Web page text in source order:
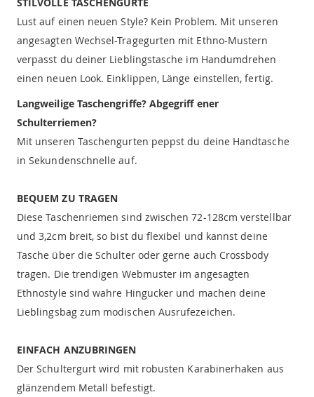
Lust auf einen neuen Style? Kein Problem. Mit unseren
angesagten Wechsel-Tragegurten mit Ethno-Mustern
verpasst du deiner Lieblingstasche im Handumdrehen
einen neuen Look. Einklippen, Länge einstellen, fertig.
Langweilige Taschengriffe? Abgegriff ener
Schulterriemen?
Mit unseren Taschengurten peppst du deine Handtasche
in Sekundenschnelle auf.
BEQUEM ZU TRAGEN
Diese Taschenriemen sind zwischen 72-128cm verstellbar
und 3,2cm breit, so bist du flexibel und kannst deine
Tasche über die Schulter oder gerne auch Crossbody
tragen. Die trendigen Webmuster im angesagten
Ethnostyle sind wahre Hingucker und machen deine
Lieblingsbag zum modischen Ausrufezeichen.
EINFACH ANZUBRINGEN
Der Schultergurt wird mit robusten Karabinerhaken aus
glänzendem Metall befestigt.